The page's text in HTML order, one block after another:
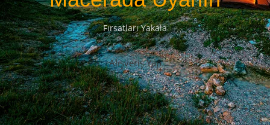
Fırsatları Yakala
Alışveriş Yap